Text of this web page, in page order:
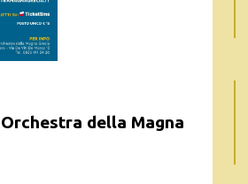
della Magna